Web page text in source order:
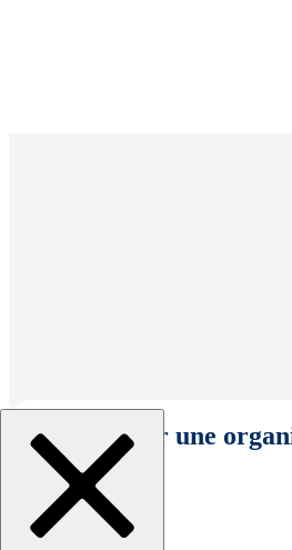
Sélectionner une